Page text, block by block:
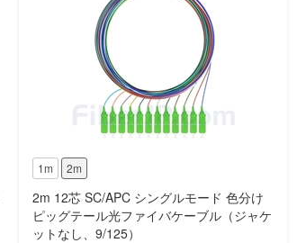
1m 2m
2m 12芯 SC/APC シングルモード 色分け
ピッグテール光ファイバケーブル（ジャケ
ットなし、9/125）